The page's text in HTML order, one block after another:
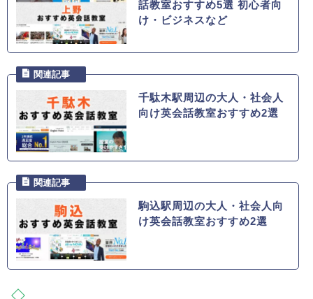
話教室おすすめ5選 初心者向
け・ビジネスなど
千駄木駅周辺の大人・社会人
向け英会話教室おすすめ2選
駒込駅周辺の大人・社会人向
け英会話教室おすすめ2選